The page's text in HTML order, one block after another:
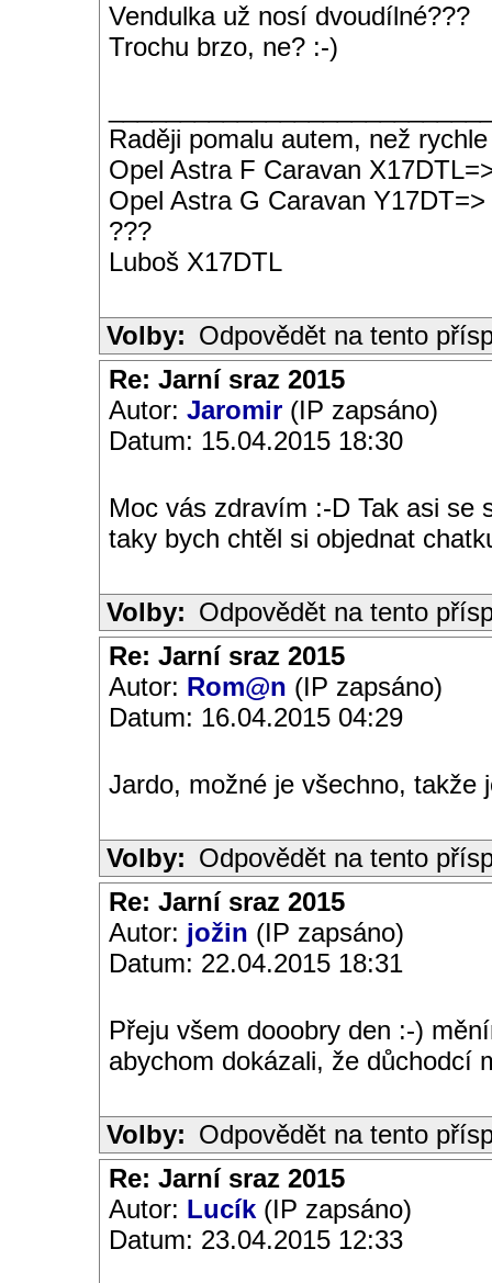
Vendulka už nosí dvoudílné???
Trochu brzo, ne? :-)
Raději pomalu autem, než
Opel Astra F Caravan
Opel Astra G Caravan Y17DT=>
???
Luboš X17DTL
Volby: Odpovědět na tento
Re: Jarní sraz 2015
Autor: Jaromir (IP zapsáno)
Datum: 15.04.2015 18:30
Moc vás zdravím :-D Tak asi se
taky bych chtěl si objednat
Volby: Odpovědět na tento
Re: Jarní sraz 2015
Autor: Rom@n (IP zapsáno)
Datum: 16.04.2015 04:29
Jardo, možné je všechno, takže
Volby: Odpovědět na tento
Re: Jarní sraz 2015
Autor: jožin (IP zapsáno)
Datum: 22.04.2015 18:31
Přeju všem dooobry den :-)
abychom dokázali, že důchodcí
Volby: Odpovědět na tento
Re: Jarní sraz 2015
Autor: Lucík (IP zapsáno)
Datum: 23.04.2015 12:33